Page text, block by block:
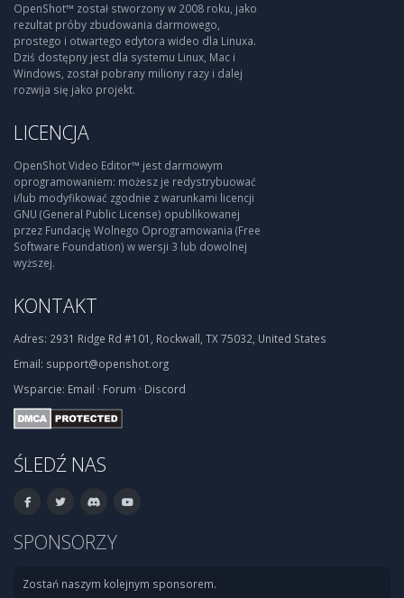
OpenShot™ został stworzony w 2008 roku, jako
rezultat próby zbudowania darmowego,
prostego i otwartego edytora wideo dla Linuxa.
Dziś dostępny jest dla systemu Linux, Mac i
Windows, został pobrany miliony razy i dalej
rozwija się jako projekt.
LICENCJA
OpenShot Video Editor™ jest darmowym
oprogramowaniem: możesz je redystrybuować
i/lub modyfikować zgodnie z warunkami licencji
GNU (General Public License) opublikowanej
przez Fundację Wolnego Oprogramowania (Free
Software Foundation) w wersji 3 lub dowolnej
wyższej.
KONTAKT
Adres: 2931 Ridge Rd #101, Rockwall, TX 75032, United States
Email: support@openshot.org
Wsparcie: Email · Forum · Discord
ŚLEDŹ NAS
SPONSORZY
Zostań naszym kolejnym sponsorem.